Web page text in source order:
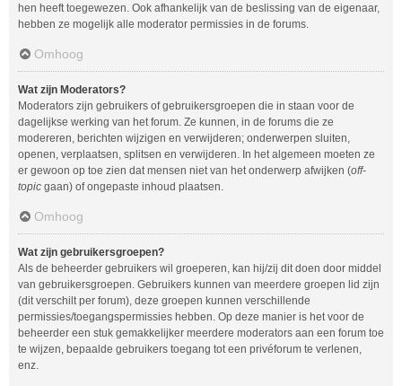
hen heeft toegewezen. Ook afhankelijk van de beslissing van de eigenaar,
hebben ze mogelijk alle moderator permissies in de forums.
Omhoog
Wat zijn Moderators?
Moderators zijn gebruikers of gebruikersgroepen die in staan voor de
dagelijkse werking van het forum. Ze kunnen, in de forums die ze
modereren, berichten wijzigen en verwijderen; onderwerpen sluiten,
openen, verplaatsen, splitsen en verwijderen. In het algemeen moeten ze
er gewoon op toe zien dat mensen niet van het onderwerp afwijken (off-
topic gaan) of ongepaste inhoud plaatsen.
Omhoog
Wat zijn gebruikersgroepen?
Als de beheerder gebruikers wil groeperen, kan hij/zij dit doen door middel
van gebruikersgroepen. Gebruikers kunnen van meerdere groepen lid zijn
(dit verschilt per forum), deze groepen kunnen verschillende
permissies/toegangspermissies hebben. Op deze manier is het voor de
beheerder een stuk gemakkelijker meerdere moderators aan een forum toe
te wijzen, bepaalde gebruikers toegang tot een privéforum te verlenen,
enz.